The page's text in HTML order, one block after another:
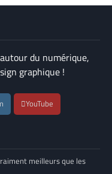
du numérique,
graphique !
YouTube
meilleurs que les